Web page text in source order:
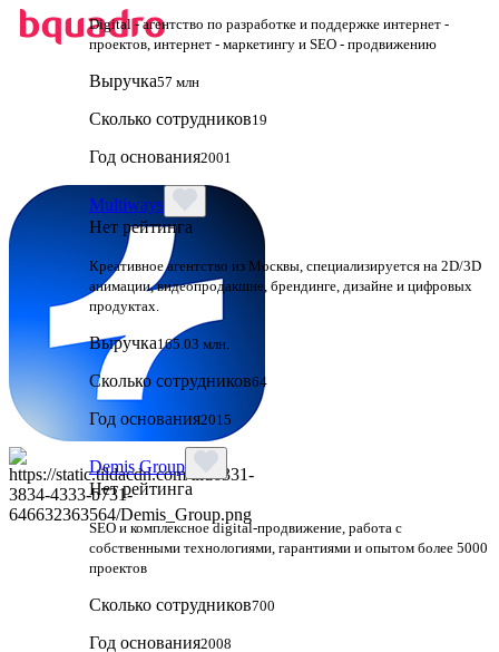
Digital - агентство по разработке и поддержке интернет -
проектов, интернет - маркетингу и SEO - продвижению
Выручка57 млн
Сколько сотрудников19
Год основания2001
Multiways
Нет рейтинга
Креативное агентство из Москвы, специализируется на 2D/3D
анимации, видеопродакшне, брендинге, дизайне и цифровых
продуктах.
Выручка165.03 млн.
Сколько сотрудников64
Год основания2015
Demis Group
Нет рейтинга
SEO и комплексное digital-продвижение, работа с
собственными технологиями, гарантиями и опытом более 5000
проектов
Сколько сотрудников700
Год основания2008